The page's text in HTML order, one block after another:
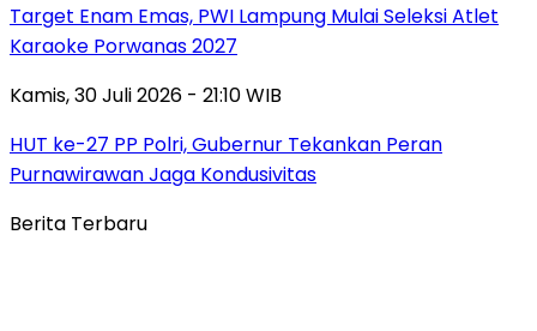
Target Enam Emas, PWI Lampung Mulai Seleksi Atlet
Karaoke Porwanas 2027
Kamis, 30 Juli 2026 - 21:10 WIB
HUT ke-27 PP Polri, Gubernur Tekankan Peran
Purnawirawan Jaga Kondusivitas
Berita Terbaru